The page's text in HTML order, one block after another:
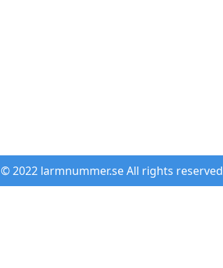
© 2022 larmnummer.se All rights reserved